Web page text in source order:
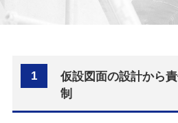
1
仮設図面の設計から
制